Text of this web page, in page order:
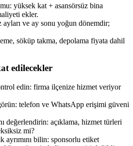
yüksek kat + asansörsüz bina
ekler.
ve ay sonu yoğun dönemdir;
söküp takma, depolama fiyata dahil
edilecekler
edin: firma ilçenize hizmet veriyor
telefon ve WhatsApp erişimi güveni
değerlendirin: açıklama, hizmet türleri
mi?
ayrımını bilin: sponsorlu etiket